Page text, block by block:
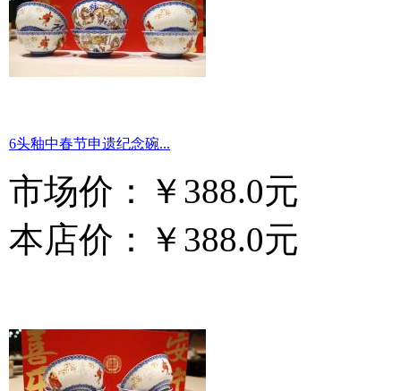
6头釉中春节申遗纪念碗...
市场价：
￥388.0元
本店价：
￥388.0元